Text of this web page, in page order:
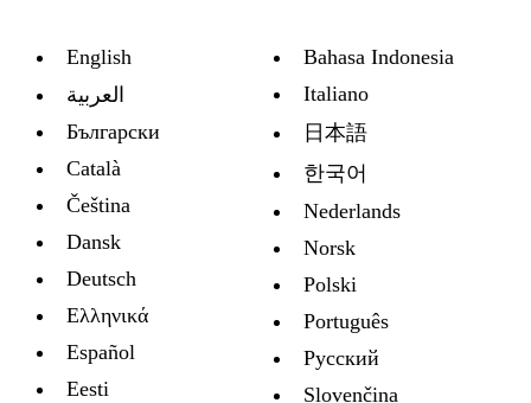
English
العربية
Български
Català
Čeština
Dansk
Deutsch
Ελληνικά
Español
Eesti
Bahasa Indonesia
Italiano
日本語
한국어
Nederlands
Norsk
Polski
Português
Русский
Slovenčina